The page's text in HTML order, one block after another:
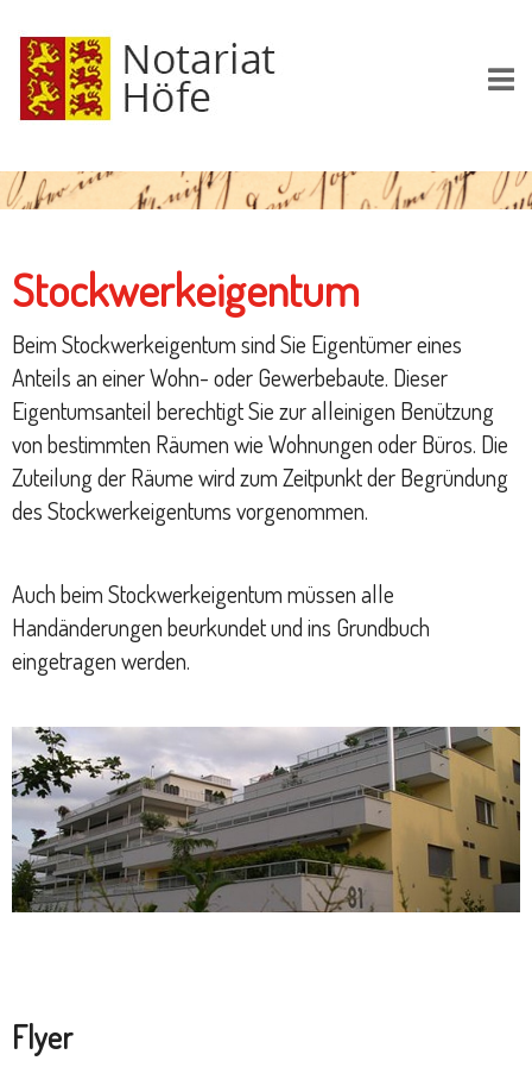
Stockwerkeigentum
Beim Stockwerkeigentum sind Sie Eigentümer eines
Anteils an einer Wohn- oder Gewerbebaute. Dieser
Eigentumsanteil berechtigt Sie zur alleinigen Benützung
von bestimmten Räumen wie Wohnungen oder Büros. Die
Zuteilung der Räume wird zum Zeitpunkt der Begründung
des Stockwerkeigentums vorgenommen.
Auch beim Stockwerkeigentum müssen alle
Handänderungen beurkundet und ins Grundbuch
eingetragen werden.
Flyer